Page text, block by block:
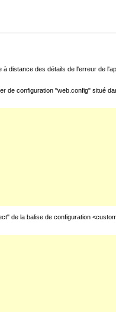
des détails de l'erreur de
configuration "web.config" situé
de la balise de configuration